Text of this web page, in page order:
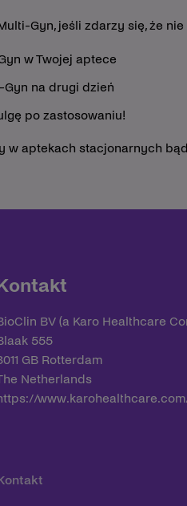
Gyn, jeśli zdarzy się, że
w Twojej aptece
na drugi dzień
po zastosowaniu!
w aptekach stacjonarnych
BV (a Karo Healthcare
555
GB Rotterdam
Netherlands